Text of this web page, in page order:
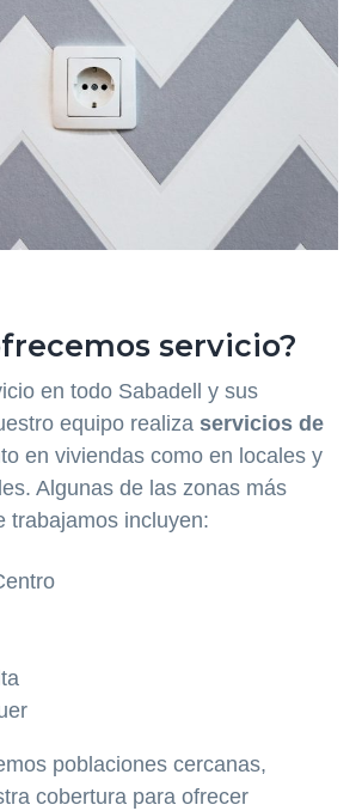
servicio?
en todo Sabadell y sus
equipo realiza servicios de
en viviendas como en locales y
Algunas de las zonas más
trabajamos incluyen:
poblaciones cercanas,
cobertura para ofrecer